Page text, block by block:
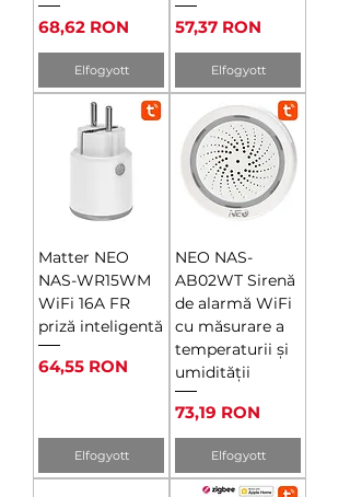
Ár
68,62 RON
Elfogyott
Ár
57,37 RON
Elfogyott
Matter NEO
NAS-WR15WM
WiFi 16A FR
priză inteligentă
Ár
64,55 RON
Elfogyott
NEO NAS-
AB02WT Sirenă
de alarmă WiFi
cu măsurare a
temperaturii și
umidității
Ár
73,19 RON
Elfogyott